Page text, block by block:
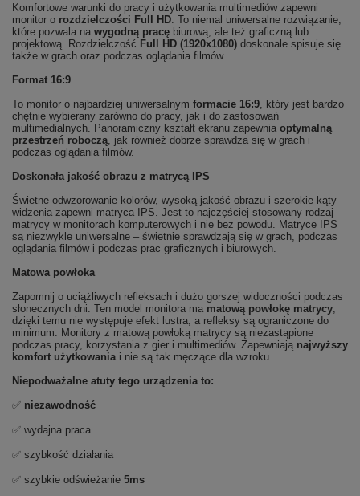
Komfortowe warunki do pracy i użytkowania multimediów zapewni
monitor o rozdzielczości Full HD. To niemal uniwersalne rozwiązanie,
które pozwala na wygodną pracę biurową, ale też graficzną lub
projektową. Rozdzielczość Full HD (1920x1080) doskonale spisuje się
także w grach oraz podczas oglądania filmów.
Format 16:9
To monitor o najbardziej uniwersalnym formacie 16:9, który jest bardzo
chętnie wybierany zarówno do pracy, jak i do zastosowań
multimedialnych. Panoramiczny kształt ekranu zapewnia optymalną
przestrzeń roboczą, jak również dobrze sprawdza się w grach i
podczas oglądania filmów.
Doskonała jakość obrazu z matrycą IPS
Świetne odwzorowanie kolorów, wysoką jakość obrazu i szerokie kąty
widzenia zapewni matryca IPS. Jest to najczęściej stosowany rodzaj
matrycy w monitorach komputerowych i nie bez powodu. Matryce IPS
są niezwykle uniwersalne – świetnie sprawdzają się w grach, podczas
oglądania filmów i podczas prac graficznych i biurowych.
Matowa powłoka
Zapomnij o uciążliwych refleksach i dużo gorszej widoczności podczas
słonecznych dni. Ten model monitora ma matową powłokę matrycy,
dzięki temu nie występuje efekt lustra, a refleksy są ograniczone do
minimum. Monitory z matową powłoką matrycy są niezastąpione
podczas pracy, korzystania z gier i multimediów. Zapewniają najwyższy
komfort użytkowaniai nie są tak męczące dla wzroku
Niepodważalne atuty tego urządzenia to:
✅ niezawodność
✅ wydajna praca
✅ szybkość działania
✅ szybkie odświeżanie 5ms